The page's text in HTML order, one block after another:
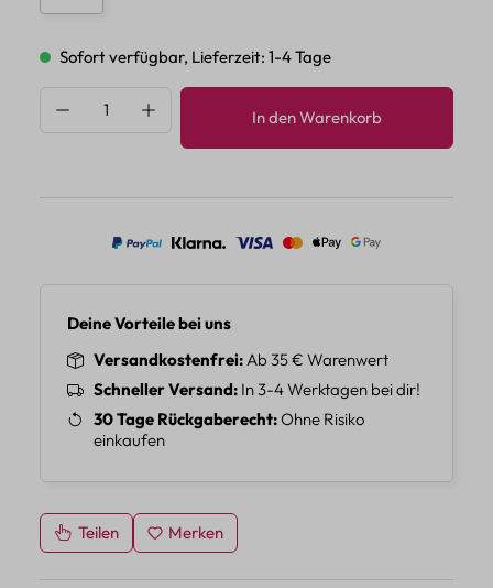
Sofort verfügbar, Lieferzeit: 1-4 Tage
Produkt Anzahl: Gib den gewünschten
In den Warenkorb
Deine Vorteile bei uns
Versandkostenfrei Ab 35 € Warenwert
Schneller Versand In 3-4 Werktagen bei dir!
30 Tage Rückgaberecht Ohne Risiko
einkaufen
Teilen Merken